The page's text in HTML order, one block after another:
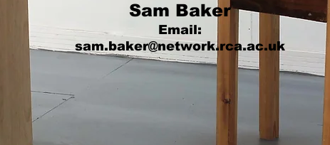
Sam Baker
Email:
sam.baker@network.rca.ac.uk